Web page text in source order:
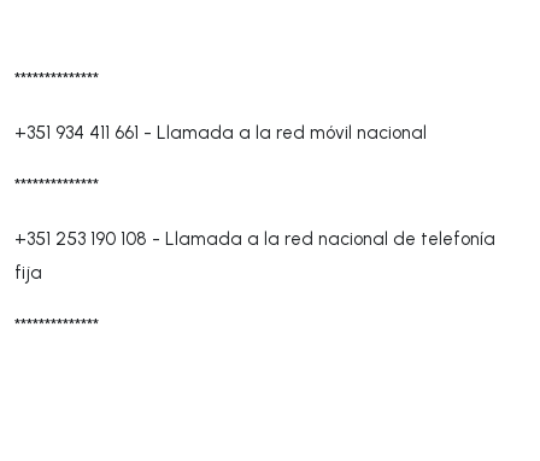
**************
+351 934 411 661 - Llamada a la red móvil nacional
**************
+351 253 190 108 - Llamada a la red nacional de telefonía
fija
**************